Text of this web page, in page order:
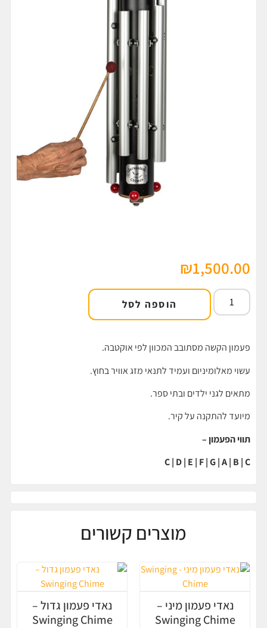
₪1,500.00
הוספה לסל
פעמון הקשה מסתובב המכוון לפי אוקטבה.
עשוי מאלומיניום ועמיד לתנאי מזג אוויר בחוץ.
מתאים לגני ילדים ובתי ספר.
מיועד להתקנה על קיר.
תווי הפעמון –
C | D | E | F | G | A | B | C
מוצרים קשורים
נאדי פעמון מיני –
Swinging Chime
נאדי פעמון גדול –
Swinging Chime